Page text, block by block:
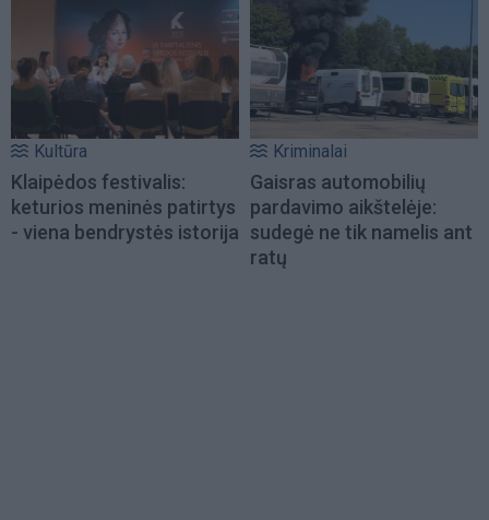
Kultūra
Klaipėdos festivalis:
keturios meninės patirtys
- viena bendrystės istorija
Kriminalai
Gaisras automobilių
pardavimo aikštelėje:
sudegė ne tik namelis ant
ratų